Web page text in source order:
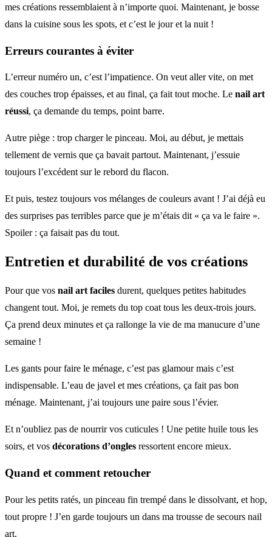
mes créations ressemblaient à n’importe quoi. Maintenant, je bosse
dans la cuisine sous les spots, et c’est le jour et la nuit !
Erreurs courantes à éviter
L’erreur numéro un, c’est l’impatience. On veut aller vite, on met
des couches trop épaisses, et au final, ça fait tout moche. Le nail art
réussi, ça demande du temps, point barre.
Autre piège : trop charger le pinceau. Moi, au début, je mettais
tellement de vernis que ça bavait partout. Maintenant, j’essuie
toujours l’excédent sur le rebord du flacon.
Et puis, testez toujours vos mélanges de couleurs avant ! J’ai déjà eu
des surprises pas terribles parce que je m’étais dit « ça va le faire ».
Spoiler : ça faisait pas du tout.
Entretien et durabilité de vos créations
Pour que vos nail art faciles durent, quelques petites habitudes
changent tout. Moi, je remets du top coat tous les deux-trois jours.
Ça prend deux minutes et ça rallonge la vie de ma manucure d’une
semaine !
Les gants pour faire le ménage, c’est pas glamour mais c’est
indispensable. L’eau de javel et mes créations, ça fait pas bon
ménage. Maintenant, j’ai toujours une paire sous l’évier.
Et n’oubliez pas de nourrir vos cuticules ! Une petite huile tous les
soirs, et vos décorations d’ongles ressortent encore mieux.
Quand et comment retoucher
Pour les petits ratés, un pinceau fin trempé dans le dissolvant, et hop,
tout propre ! J’en garde toujours un dans ma trousse de secours nail
art.